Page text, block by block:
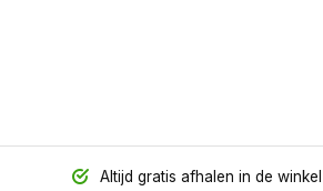
Altijd gratis afhalen in de winkel